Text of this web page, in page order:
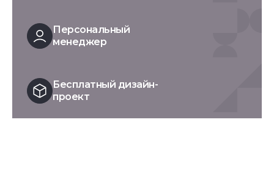
Персональный
менеджер
Бесплатный дизайн-
проект